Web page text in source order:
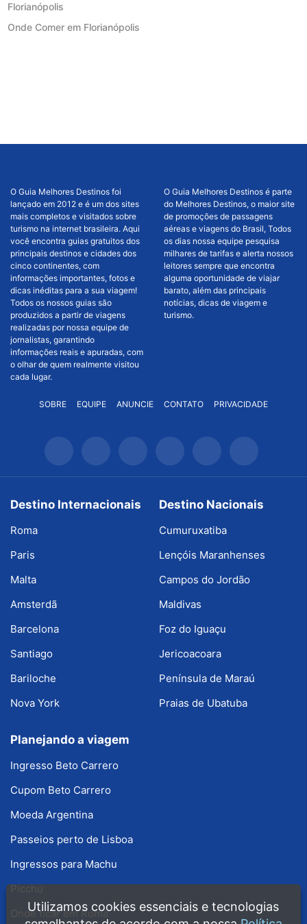
Florianópolis
Onde Comer em Florianópolis
O Guia Melhores Destinos foi
lançado em 2012 e é um dos sites
mais completos e visitados sobre
turismo na internet brasileira. Aqui
você encontra guias gratuitos dos
principais destinos e cidades dos
cinco continentes, com
informações importantes, fotos e
dicas inéditas para a sua viagem!
Todos os nossos guias são
produzidos a partir de viagens
realizadas por nossa equipe de
jornalistas, garantindo
informações reais e apuradas, com
o olhar de quem realmente visitou
cada lugar.
O Guia Melhores Destinos é parte
do Melhores Destinos, o maior site
de promoções de passagens
aéreas e viagens do Brasil, Todos
os dias nossa equipe pesquisa
milhares de tarifas e alerta nossos
leitores sempre que encontra
alguma oportunidade de viajar
barato, além das principais
notícias, dicas de viagem e
turismo.
SOBRE EQUIPE ANUNCIE CONTATO PRIVACIDADE
Destino Internacionais
Roma
Paris
Malta
Amsterdã
Barcelona
Santiago
Bariloche
Nova York
Destino Nacionais
Cumuruxatiba
Lençóis Maranhenses
Campos do Jordão
Maldivas
Foz do Iguaçu
Jericoacoara
Península de Maraú
Praias de Ubatuba
Planejando a viagem
Ingresso Beto Carrero
Cupom Beto Carrero
Moeda Argentina
Passeios perto de Lisboa
Ingressos para Machu
Onde ficar em Roma
Utilizamos cookies essenciais e tecnologias